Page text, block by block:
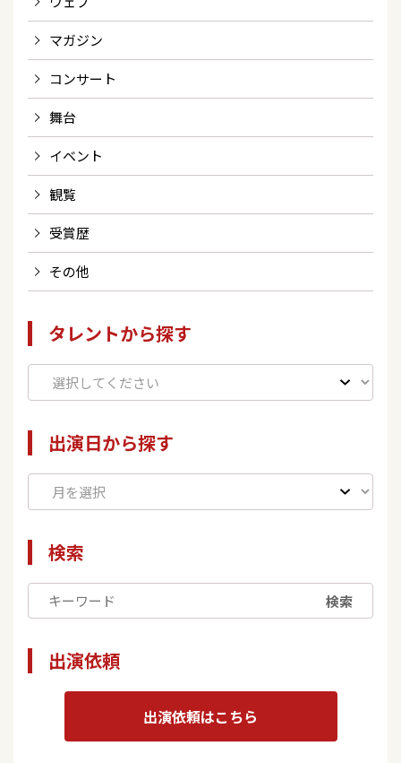
マガジン
コンサート
舞台
イベント
観覧
受賞歴
その他
タレントから探す
出演日から探す
検索
検索
出演依頼
出演依頼はこちら